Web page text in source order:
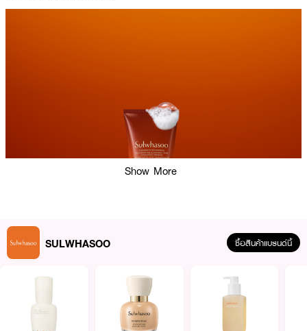
ผลลัพธ์ที่ได้ :
Show More
SULWHASOO ซื้อสินค้าแบรนด์นี้